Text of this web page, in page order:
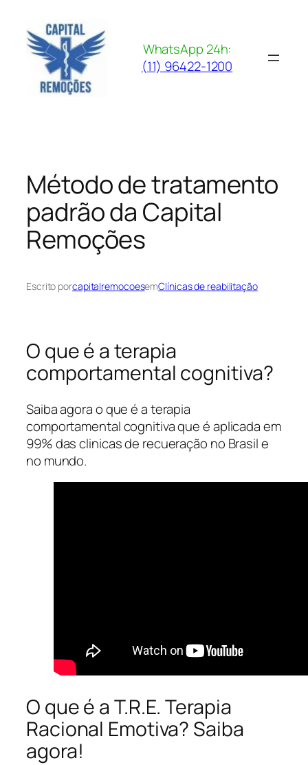
para
conteúdo
WhatsApp 24h:
(11) 96422-1200
Método de tratamento
padrão da Capital
Remoções
Escrito porcapitalremocoesemClínicas de reabilitação
O que é a terapia
comportamental cognitiva?
Saiba agora o que é a terapia
comportamental cognitiva que é aplicada em
99% das clinicas de recueração no Brasil e
no mundo.
O que é a T.R.E. Terapia
Racional Emotiva? Saiba
agora!